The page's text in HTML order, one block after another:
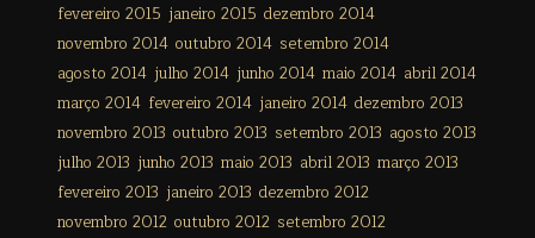
fevereiro 2015 janeiro 2015 dezembro 2014
novembro 2014 outubro 2014 setembro 2014
agosto 2014 julho 2014 junho 2014 maio 2014 abril 2014
março 2014 fevereiro 2014 janeiro 2014 dezembro 2013
novembro 2013 outubro 2013 setembro 2013 agosto 2013
julho 2013 junho 2013 maio 2013 abril 2013 março 2013
fevereiro 2013 janeiro 2013 dezembro 2012
novembro 2012 outubro 2012 setembro 2012